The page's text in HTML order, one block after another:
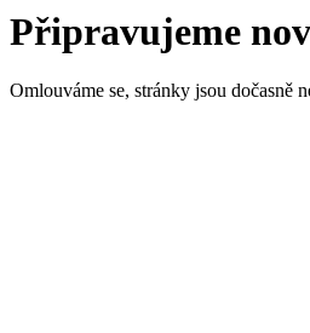
Připravujeme
Omlouváme se, stránky jsou dočasně